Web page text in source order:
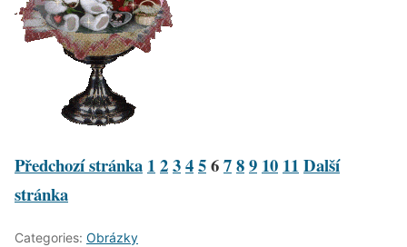
Předchozí stránka 123456789 10 11Další
stránka
Categories: Obrázky